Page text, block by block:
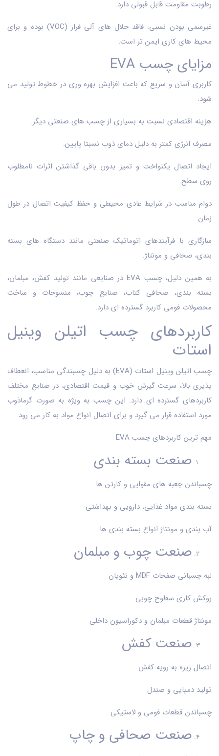
رطوبت مقاومت قابل قبولی دارد.
غیرسمی بودن نسبی: فاقد حلال های آلی فرار (VOC) بوده و برای
محیط های کاری ایمن تر است.
مزایای چسب EVA
کاربری آسان و سریع که باعث افزایش بهره وری در خطوط تولید می
شود.
هزینه اقتصادی نسبت به بسیاری از چسب های صنعتی دیگر.
مصرف انرژی کمتر به دلیل دمای ذوب نسبتا پایین.
ایجاد اتصال یکنواخت و تمیز بدون باقی گذاشتن اثرات نامطلوب
روی سطح.
دوام مناسب در شرایط عادی محیطی و حفظ کیفیت اتصال در طول
زمان.
سازگاری با فرآیندهای اتوماتیک صنعتی مانند دستگاه های بسته
بندی، صحافی و مونتاژ.
به همین دلیل، چسب EVA در صنایعی مانند تولید کفش، مبلمان،
بسته بندی، صحافی کتاب، صنایع چوب، منسوجات و ساخت
محصولات فومی کاربرد گسترده ای دارد.
کاربردهای چسب اتیلن وینیل
استات
چسب اتیلن وینیل استات (EVA) به دلیل چسبندگی مناسب، انعطاف
پذیری بالا، سرعت گیرش خوب و قیمت اقتصادی، در صنایع مختلف
کاربردهای گسترده ای دارد. این چسب به ویژه به صورت گرماذوب
مورد استفاده قرار می گیرد و برای اتصال انواع مواد به کار می رود.
مهم ترین کاربردهای چسب EVA
صنعت بسته بندی
چسباندن جعبه های مقوایی و کارتن ها
بسته بندی مواد غذایی، دارویی و بهداشتی
آب بندی و مونتاژ انواع بسته بندی ها
صنعت چوب و مبلمان
لبه چسبانی صفحات MDF و نئوپان
روکش کاری سطوح چوبی
مونتاژ قطعات مبلمان و دکوراسیون داخلی
صنعت کفش
اتصال زیره به رویه کفش
تولید دمپایی و صندل
چسباندن قطعات فومی و لاستیکی
صنعت صحافی و چاپ